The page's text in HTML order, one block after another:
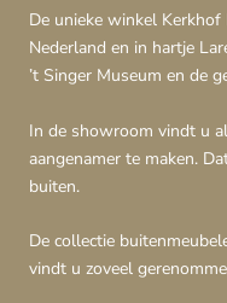
De unieke winkel
Nederland en in hartje
’t Singer Museum en de
In de showroom vindt u
aangenamer te maken.
buiten.
De collectie
vindt u zoveel